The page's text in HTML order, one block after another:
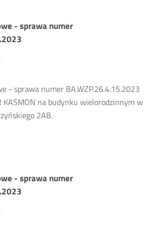
- sprawa numer
- sprawa numer BA.WZP.26.4.15.2023
KASMON na budynku wielorodzinnym w
2AB.
- sprawa numer